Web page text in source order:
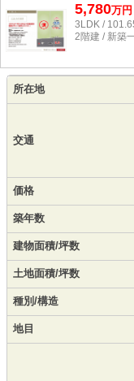
5,780万円
3LDK /
2階建 / 新築
所在地
交通
価格
築年数
建物面積/坪数
土地面積/坪数
種別/構造
地目